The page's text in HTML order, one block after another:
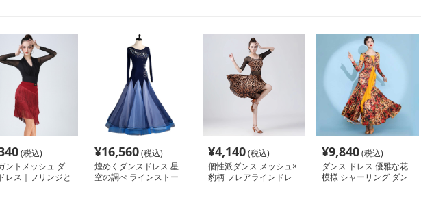
(税込)
ントメッシュ ダ
レス｜フリンジと
¥16,560(税込)
煌めくダンスドレス 星
空の調べ ラインストー
¥4,140(税込)
個性派ダンス メッシュ×
豹柄 フレアラインドレ
¥9,840(税込)
ダンス ドレス 優雅な花
模様 シャーリング ダン